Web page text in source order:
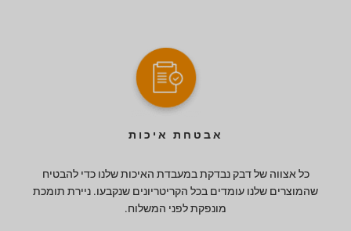
אבטחת איכות
כל אצווה של דבק נבדקת במעבדת האיכות שלנו כדי להבטיח
שהמוצרים שלנו עומדים בכל הקריטריונים שנקבעו. ניירת תומכת
מונפקת לפני המשלוח.